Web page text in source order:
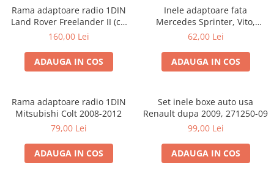
Rama adaptoare radio 1DIN
Land Rover Freelander II (cu
buzunar)
160,00 Lei
ADAUGA IN COS
Inele adaptoare fata
Mercedes Sprinter, Vito,
Viano, 271190-18
62,00 Lei
ADAUGA IN COS
Rama adaptoare radio 1DIN
Mitsubishi Colt 2008-2012
79,00 Lei
ADAUGA IN COS
Set inele boxe auto usa
Renault dupa 2009, 271250-09
99,00 Lei
ADAUGA IN COS